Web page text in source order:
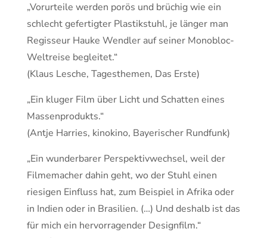
„Vorurteile werden porös und brüchig wie ein
schlecht gefertigter Plastikstuhl, je länger man
Regisseur Hauke Wendler auf seiner Monobloc-
Weltreise begleitet.“
(Klaus Lesche, Tagesthemen, Das Erste)
„Ein kluger Film über Licht und Schatten eines
Massenprodukts.“
(Antje Harries, kinokino, Bayerischer Rundfunk)
„Ein wunderbarer Perspektivwechsel, weil der
Filmemacher dahin geht, wo der Stuhl einen
riesigen Einfluss hat, zum Beispiel in Afrika oder
in Indien oder in Brasilien. (…) Und deshalb ist das
für mich ein hervorragender Designfilm.“